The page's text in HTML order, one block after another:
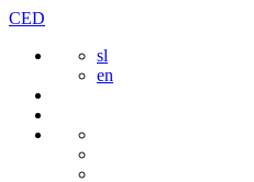
Preskoči
vsebine
CED
sl
en